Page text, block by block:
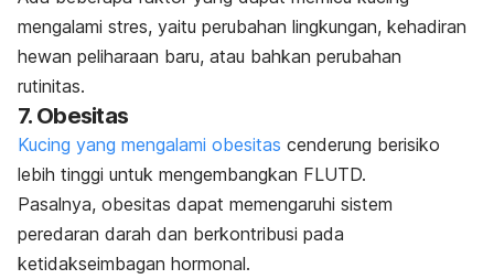
mengalami stres, yaitu perubahan lingkungan, kehadiran
hewan peliharaan baru, atau bahkan perubahan
rutinitas.
7. Obesitas
Kucing yang mengalami obesitas cenderung berisiko
lebih tinggi untuk mengembangkan FLUTD.
Pasalnya, obesitas dapat memengaruhi sistem
peredaran darah dan berkontribusi pada
ketidakseimbagan hormonal.